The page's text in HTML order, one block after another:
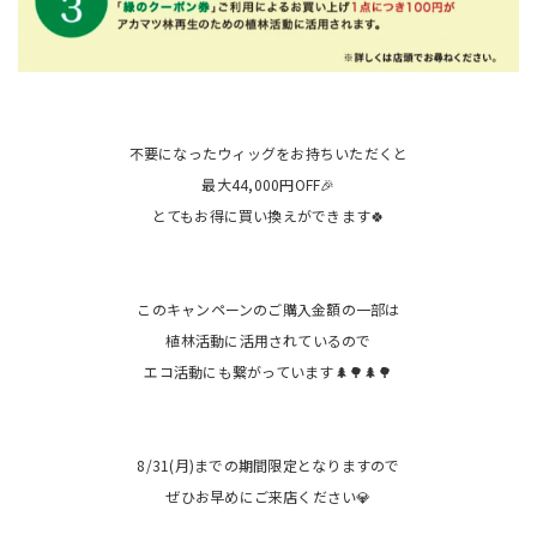
不要になったウィッグをお持ちいただくと
最大44,000円OFF🎉
とてもお得に買い換えができます🍀
このキャンペーンのご購入金額の一部は
植林活動に活用されているので
エコ活動にも繋がっています🌲🌳🌲🌳
8/31(月)までの期間限定となりますので
ぜひお早めにご来店ください💎